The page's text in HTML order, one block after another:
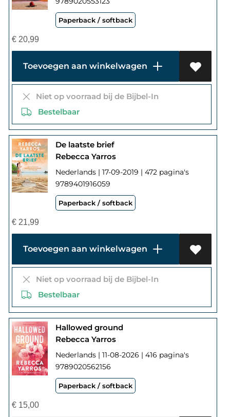
Paperback / softback
€20,99
Toevoegen aan winkelwagen
Niet op voorraad bij de Bijbel-In
Bestelbaar
De laatste brief
Rebecca Yarros
Nederlands | 17-09-2019 | 472 pagina's
9789401916059
Paperback / softback
€21,99
Toevoegen aan winkelwagen
Niet op voorraad bij de Bijbel-In
Bestelbaar
Hallowed ground
Rebecca Yarros
Nederlands | 11-08-2026 | 416 pagina's
9789020562156
Paperback / softback
€15,00